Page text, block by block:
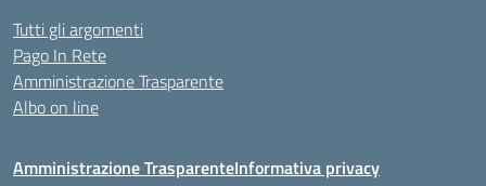
Tutti gli argomenti
Pago In Rete
Amministrazione Trasparente
Albo on line
Amministrazione TrasparenteInformativa privacy